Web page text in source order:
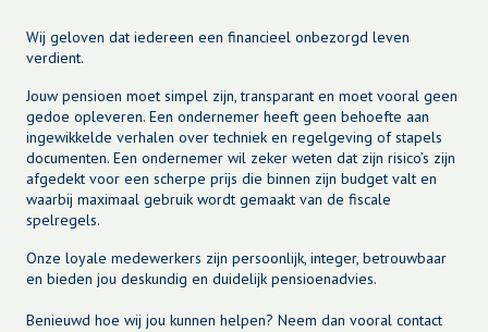
Wij geloven dat iedereen een financieel onbezorgd leven
verdient.
Jouw pensioen moet simpel zijn, transparant en moet vooral geen
gedoe opleveren. Een ondernemer heeft geen behoefte aan
ingewikkelde verhalen over techniek en regelgeving of stapels
documenten. Een ondernemer wil zeker weten dat zijn risico’s zijn
afgedekt voor een scherpe prijs die binnen zijn budget valt en
waarbij maximaal gebruik wordt gemaakt van de fiscale
spelregels.
Onze loyale medewerkers zijn persoonlijk, integer, betrouwbaar
en bieden jou deskundig en duidelijk pensioenadvies.
Benieuwd hoe wij jou kunnen helpen? Neem dan vooral contact